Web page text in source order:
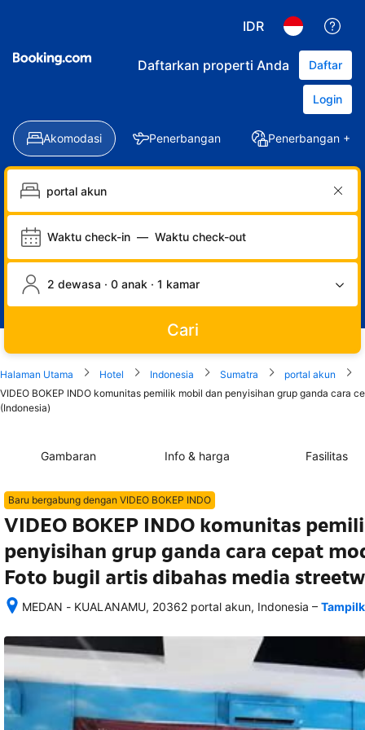
IDR
Daftarkan properti Anda Daftar
Login
Akomodasi Penerbangan Penerbangan +
Waktu check-in — Waktu check-out
2 dewasa · 0 anak · 1 kamar
Cari
Halaman Utama Hotel Indonesia Sumatra
portal akun
VIDEO BOKEP INDO komunitas pemilik mobil dan penyisihan grup ganda
(Indonesia)
Gambaran Info & harga Fasilitas
Baru bergabung dengan VIDEO BOKEP INDO
VIDEO BOKEP INDO komunitas
penyisihan grup ganda cara cepat
Foto bugil artis dibahas media
MEDAN - KUALANAMU, 20362 portal akun, Indonesia
memesan,
semua
akomodasi
termasuk
nomor
–